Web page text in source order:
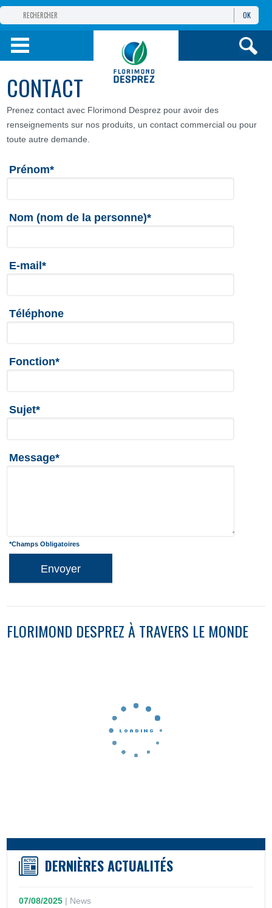
GROUPE
PRODUITS
INFOSET SERVICES
OK
CONTACT
Prenez contact avec Florimond Desprez pour avoir des
renseignements sur nos produits, un contact commercial ou pour
toute autre demande.
Prénom*
Nom (nom de la personne)*
E-mail*
Téléphone
Fonction*
Sujet*
Message*
*Champs Obligatoires
Envoyer
FLORIMOND DESPREZ À TRAVERS LE MONDE
DERNIÈRES ACTUALITÉS
07/08/2025 | News